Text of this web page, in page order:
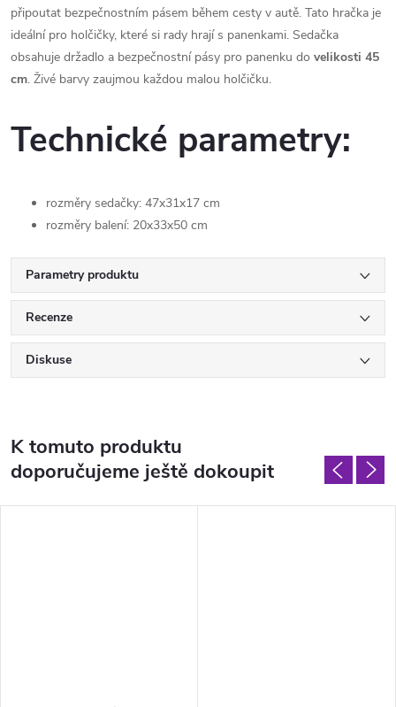
připoutat bezpečnostním pásem během cesty v autě. Tato hračka je
ideální pro holčičky, které si rady hrají s panenkami. Sedačka
obsahuje držadlo a bezpečnostní pásy pro panenku do velikosti 45
cm. Živé barvy zaujmou každou malou holčičku.
Technické parametry:
rozměry sedačky: 47x31x17 cm
rozměry balení: 20x33x50 cm
Parametry produktu
Recenze
Diskuse
K tomuto produktu
doporučujeme ještě dokoupit